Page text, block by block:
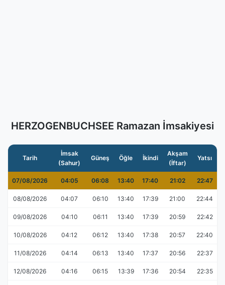
HERZOGENBUCHSEE Ramazan İmsakiyesi
Tarih
İmsak
(Sahur)
Güneş Öğle İkindi
Akşam
(İftar)
Yatsı
07/08/2026 04:05 06:08 13:40 17:40 21:02 22:47
08/08/2026 04:07 06:10 13:40 17:39 21:00 22:44
09/08/2026 04:10 06:11 13:40 17:39 20:59 22:42
10/08/2026 04:12 06:12 13:40 17:38 20:57 22:40
11/08/2026 04:14 06:13 13:40 17:37 20:56 22:37
12/08/2026 04:16 06:15 13:39 17:36 20:54 22:35